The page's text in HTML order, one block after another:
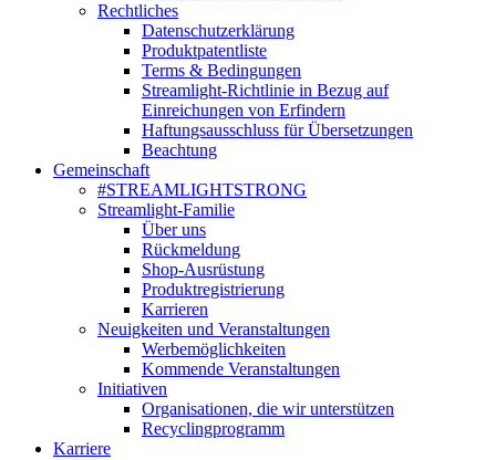
Rechtliches
Datenschutzerklärung
Produktpatentliste
Terms & Bedingungen
Streamlight-Richtlinie in Bezug auf
Einreichungen von Erfindern
Haftungsausschluss für Übersetzungen
Beachtung
Gemeinschaft
#STREAMLIGHTSTRONG
Streamlight-Familie
Über uns
Rückmeldung
Shop-Ausrüstung
Produktregistrierung
Karrieren
Neuigkeiten und Veranstaltungen
Werbemöglichkeiten
Kommende Veranstaltungen
Initiativen
Organisationen, die wir unterstützen
Recyclingprogramm
Karriere